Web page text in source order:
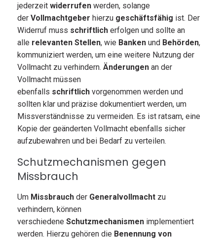
jederzeit widerrufen werden, solange
der Vollmachtgeber hierzu geschäftsfähig ist. Der
Widerruf muss schriftlich erfolgen und sollte an
alle relevanten Stellen, wie Banken und Behörden,
kommuniziert werden, um eine weitere Nutzung der
Vollmacht zu verhindern. Änderungen an der
Vollmacht müssen
ebenfalls schriftlich vorgenommen werden und
sollten klar und präzise dokumentiert werden, um
Missverständnisse zu vermeiden. Es ist ratsam, eine
Kopie der geänderten Vollmacht ebenfalls sicher
aufzubewahren und bei Bedarf zu verteilen.
Schutzmechanismen gegen
Missbrauch
Um Missbrauch der Generalvollmacht zu
verhindern, können
verschiedene Schutzmechanismen implementiert
werden. Hierzu gehören die Benennung von